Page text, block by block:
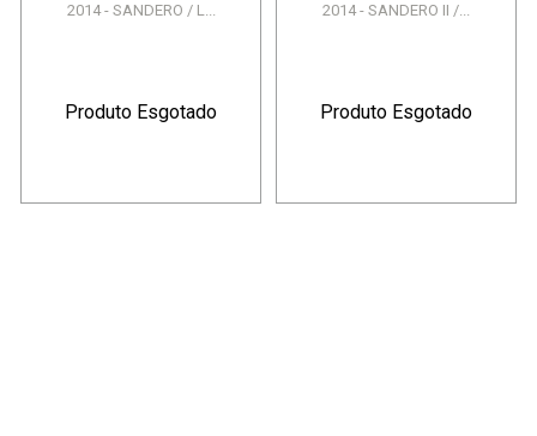
2014 - SANDERO / L...
Produto Esgotado
2014 - SANDERO II /...
Produto Esgotado